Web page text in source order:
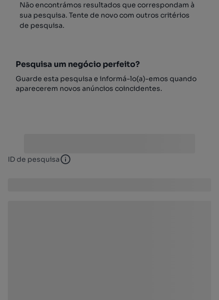
Não encontrámos resultados que correspondam à
sua pesquisa. Tente de novo com outros critérios
de pesquisa.
Pesquisa um negócio perfeito?
Guarde esta pesquisa e informá-lo(a)-emos quando
aparecerem novos anúncios coincidentes.
ID de pesquisa ID de pesquisa